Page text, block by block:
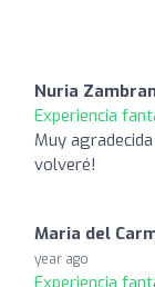
Nuria
Experiencia
Muy
volveré!
Maria del
year ago
Experiencia